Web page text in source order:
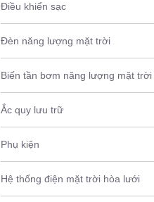
Điều khiển sạc
Đèn năng lượng mặt trời
Biến tần bơm năng lượng mặt trời
Ắc quy lưu trữ
Phụ kiện
Hệ thống điện mặt trời hòa lưới